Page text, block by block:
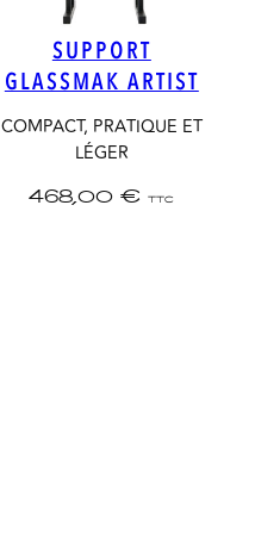
SUPPORT
GLASSMAK ARTIST
COMPACT, PRATIQUE ET
LÉGER
468,00€ TTC